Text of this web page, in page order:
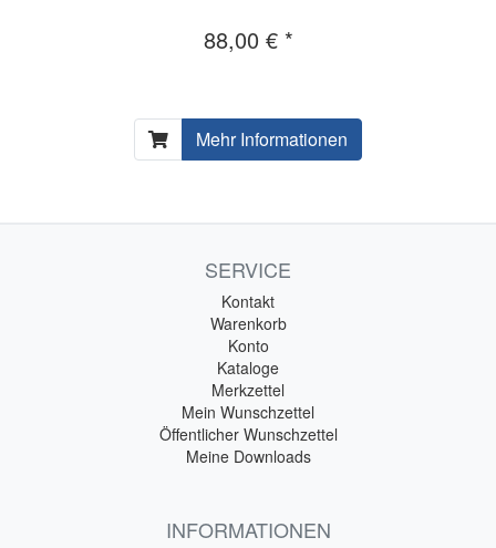
88,00 € *
Mehr Informationen
SERVICE
Kontakt
Warenkorb
Konto
Kataloge
Merkzettel
Mein Wunschzettel
Öffentlicher Wunschzettel
Meine Downloads
INFORMATIONEN